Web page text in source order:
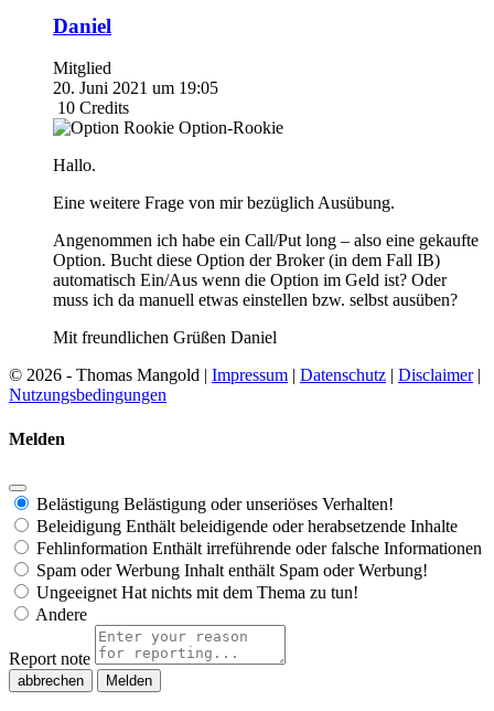
Daniel
Mitglied
20. Juni 2021 um 19:05
10 Credits
Option-Rookie
Hallo.
Eine weitere Frage von mir bezüglich Ausübung.
Angenommen ich habe ein Call/Put long – also eine gekaufte
Option. Bucht diese Option der Broker (in dem Fall IB)
automatisch Ein/Aus wenn die Option im Geld ist? Oder
muss ich da manuell etwas einstellen bzw. selbst ausüben?
Mit freundlichen Grüßen Daniel
© 2026 - Thomas Mangold | Impressum | Datenschutz | Disclaimer|
Nutzungsbedingungen
Melden
Belästigung Belästigung oder unseriöses Verhalten!
Beleidigung Enthält beleidigende oder herabsetzende Inhalte
Fehlinformation Enthält irreführende oder falsche Informationen
Spam oder Werbung Inhalt enthält Spam oder Werbung!
Ungeeignet Hat nichts mit dem Thema zu tun!
Andere
Report note
Melden